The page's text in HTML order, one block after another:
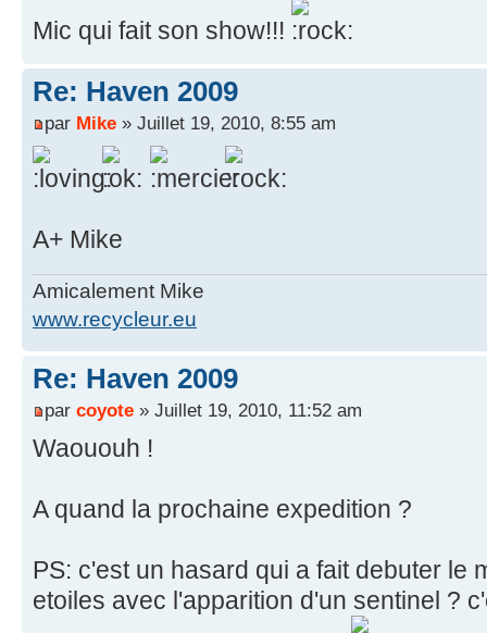
Mic qui fait son show!!!
Re: Haven 2009
par Mike » Juillet 19, 2010, 8:55 am
A+ Mike
Amicalement Mike
www.recycleur.eu
Re: Haven 2009
par coyote » Juillet 19, 2010, 11:52 am
Waououh !
A quand la prochaine expedition ?
PS: c'est un hasard qui a fait debuter le
etoiles avec l'apparition d'un sentinel ?